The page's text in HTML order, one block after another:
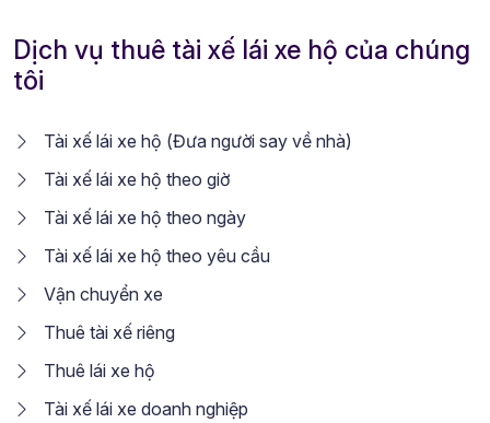
Dịch vụ thuê tài xế lái xe hộ của chúng
tôi
Tài xế lái xe hộ (Đưa người say về nhà)
Tài xế lái xe hộ theo giờ
Tài xế lái xe hộ theo ngày
Tài xế lái xe hộ theo yêu cầu
Vận chuyển xe
Thuê tài xế riêng
Thuê lái xe hộ
Tài xế lái xe doanh nghiệp